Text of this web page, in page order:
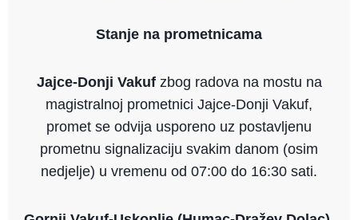
Stanje na prometnicama
Jajce-Donji Vakufzbog radova na mostu na
magistralnoj prometnici Jajce-Donji Vakuf,
promet se odvija usporeno uz postavljenu
prometnu signalizaciju svakim danom (osim
nedjelje) u vremenu od 07:00 do 16:30 sati.